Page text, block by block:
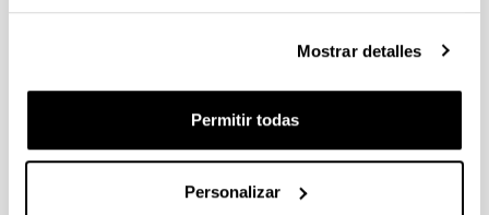
Mostrar detalles
Permitir todas
Personalizar
Publicador de contenidos
la renovación del proyecto europeo del Grupo G-9
Crece el número de consultas al Aldezle y los temas